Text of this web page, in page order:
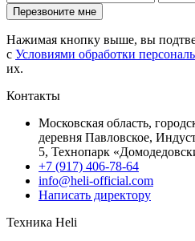
Перезвоните мне
Нажимая кнопку выше, вы
с Условиями обработки
их.
Контакты
Московская область,
деревня Павловское,
5, Технопарк
+7 (917) 406-78-64
info@heli-official.com
Написать директору
Техника Heli